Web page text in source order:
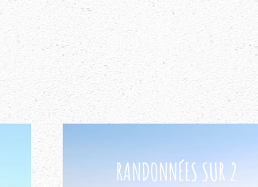
RANDONNÉES SUR 2